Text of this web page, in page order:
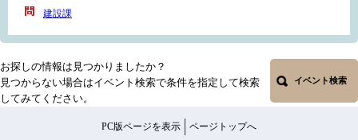
建設課
お探しの情報は見つかりましたか？
見つからない場合はイベント検索で条件を指定して検索
してみてください。
イベント検索
PC版ページを表示 ページトップへ